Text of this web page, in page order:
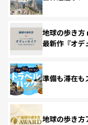
地球の歩き
最新作『オデ
準備も滞在
地球の歩き方